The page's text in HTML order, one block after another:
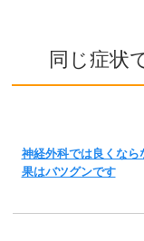
同じ症状
神経外科では良くな
果はバツグンです